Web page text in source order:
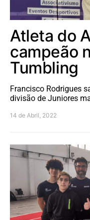
Atleta do
campeão
Tumbling
Francisco Rodrigues
divisão de Juniores
14 de Abril, 2022